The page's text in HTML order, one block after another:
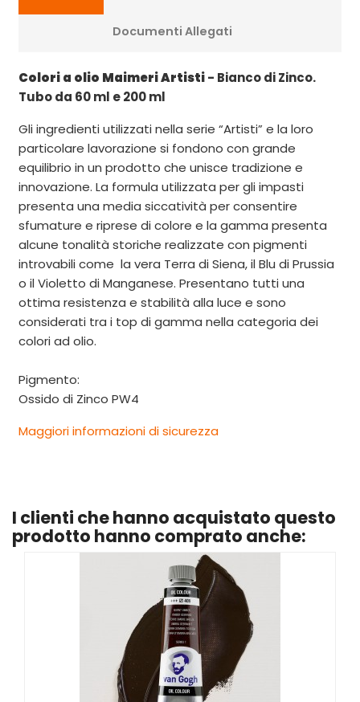
Documenti Allegati
Colori a olio Maimeri Artisti- Bianco di Zinco.
Tubo da 60 ml e 200 ml
Gli ingredienti utilizzati nella serie “Artisti” e la loro
particolare lavorazione si fondono con grande
equilibrio in un prodotto che unisce tradizione e
innovazione. La formula utilizzata per gli impasti
presenta una media siccatività per consentire
sfumature e riprese di colore e la gamma presenta
alcune tonalità storiche realizzate con pigmenti
introvabili come la vera Terra di Siena, il Blu di Prussia
o il Violetto di Manganese. Presentano tutti una
ottima resistenza e stabilità alla luce e sono
considerati tra i top di gamma nella categoria dei
colori ad olio.
Pigmento:
Ossido di Zinco PW4
Maggiori informazioni di sicurezza
I clienti che hanno acquistato questo
prodotto hanno comprato anche: